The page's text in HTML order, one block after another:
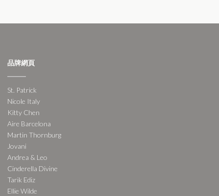
品牌網頁
St. Patrick
Nicole Italy
Kitty Chen
Aire Barcelona
Martin Thornburg
Jovani
Andrea & Leo
Cinderella Divine
Tarik Ediz
Ellie Wilde